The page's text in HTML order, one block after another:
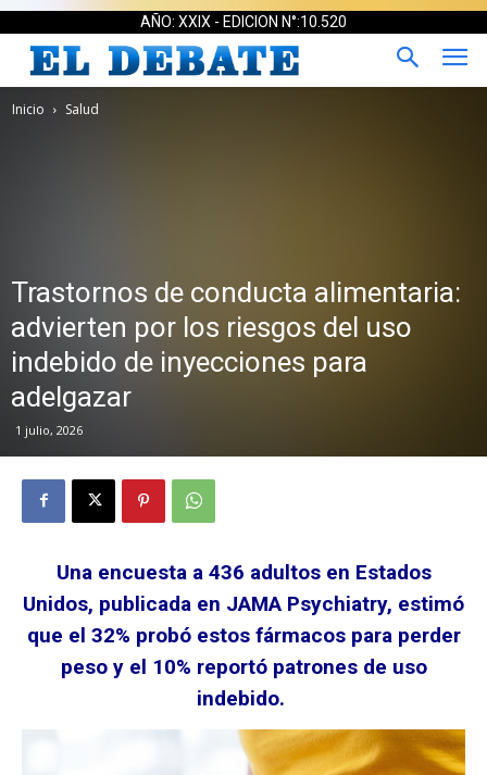
AÑO: XXIX - EDICION N°:10.520
Inicio Salud
Trastornos de conducta alimentaria:
advierten por los riesgos del uso
indebido de inyecciones para
adelgazar
1 julio, 2026
Una encuesta a 436 adultos en Estados
Unidos, publicada en JAMA Psychiatry, estimó
que el 32% probó estos fármacos para perder
peso y el 10% reportó patrones de uso
indebido.